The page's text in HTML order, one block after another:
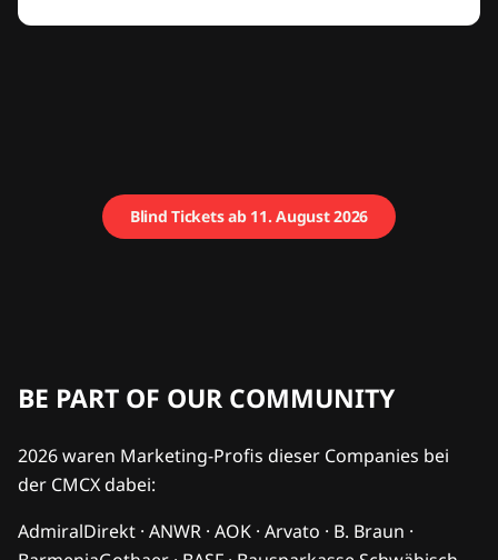
Blind Tickets ab 11. August 2026
BE PART OF OUR COMMUNITY
2026 waren Marketing-Profis dieser Companies bei
der CMCX dabei:
AdmiralDirekt · ANWR · AOK · Arvato · B. Braun ·